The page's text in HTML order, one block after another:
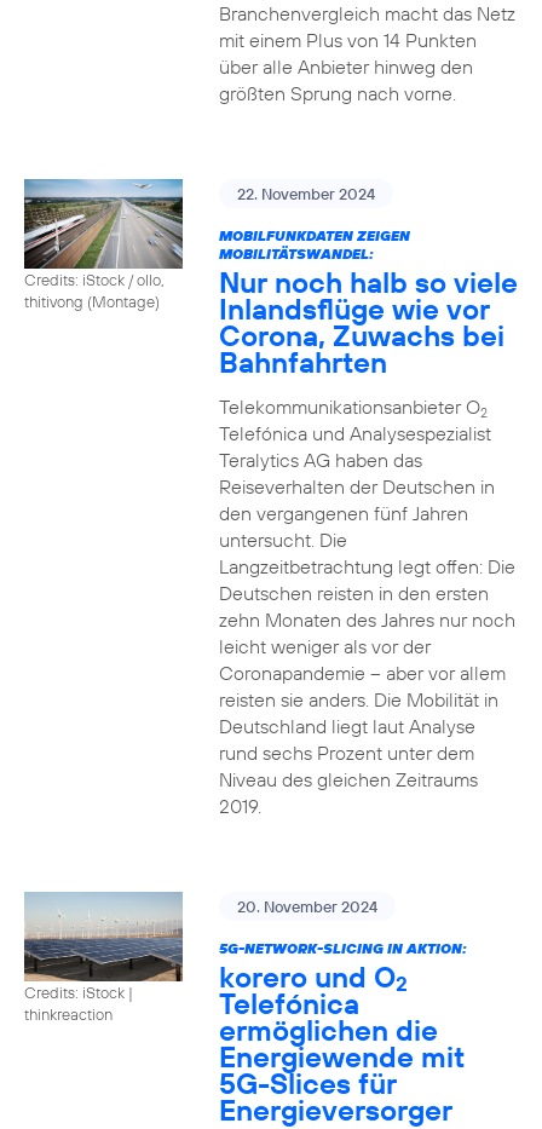
Branchenvergleich macht das Netz
mit einem Plus von 14 Punkten
über alle Anbieter hinweg den
größten Sprung nach vorne.
Credits: iStock / ollo,
thitivong (Montage)
22. November 2024
MOBILFUNKDATEN ZEIGEN
MOBILITÄTSWANDEL:
Nur noch halb so viele
Inlandsflüge wie vor
Corona, Zuwachs bei
Bahnfahrten
Telekommunikationsanbieter O2
Telefónica und Analysespezialist
Teralytics AG haben das
Reiseverhalten der Deutschen in
den vergangenen fünf Jahren
untersucht. Die
Langzeitbetrachtung legt offen: Die
Deutschen reisten in den ersten
zehn Monaten des Jahres nur noch
leicht weniger als vor der
Coronapandemie – aber vor allem
reisten sie anders. Die Mobilität in
Deutschland liegt laut Analyse
rund sechs Prozent unter dem
Niveau des gleichen Zeitraums
2019.
Credits: iStock |
thinkreaction
20. November 2024
5G-NETWORK-SLICING IN AKTION:
korero und O2
Telefónica
ermöglichen die
Energiewende mit
5G-Slices für
Energieversorger